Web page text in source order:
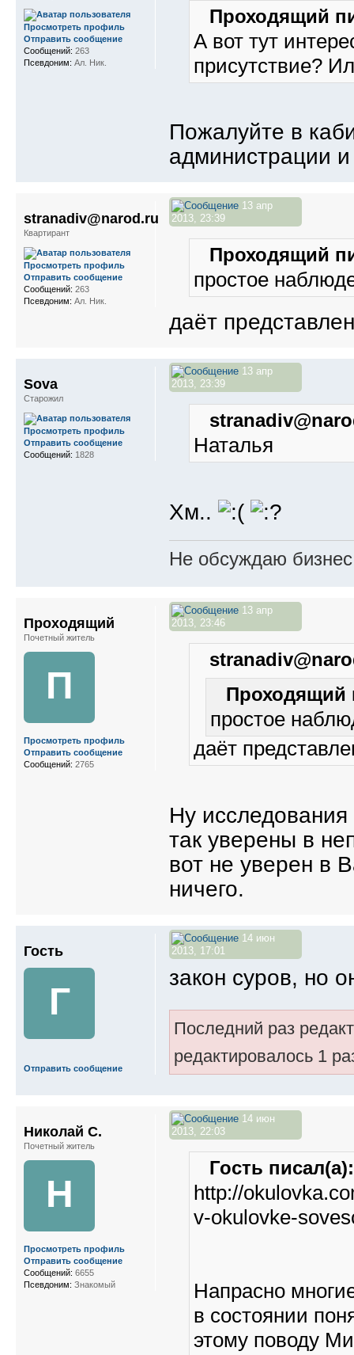
Проходящий
А вот тут
присутствие?
Пожалуйте в
администрации
Просмотреть профиль
Отправить сообщение
Сообщений: 263
Псевдоним: Ал. Ник.
13 апр
2013, 23:39
Проходящий
простое
даёт
stranadiv@narod.ru
Квартирант
Просмотреть профиль
Отправить сообщение
Сообщений: 263
Псевдоним: Ал. Ник.
13 апр
2013, 23:39
Наталья
Хм..
Не обсуждаю
Sova
Старожил
Просмотреть профиль
Отправить сообщение
Сообщений: 1828
13 апр
2013, 23:46
Проходящий
простое
даёт
Ну
так уверены в
вот не уверен в
ничего.
Проходящий
Почетный житель
П
Просмотреть профиль
Отправить сообщение
Сообщений: 2765
14 июн
2013, 17:01
закон суров, но
Последний раз
редактировалось 1
Гость
Г
Отправить сообщение
14 июн
2013, 22:03
Гость писал(а):
http://
v-okulovke-
Напрасно
в состоянии
этому поводу
Николай С.
Почетный житель
Н
Просмотреть профиль
Отправить сообщение
Сообщений: 6655
Псевдоним: Знакомый